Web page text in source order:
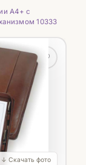
А4+ с
10333
♡
↓ Скачать фото